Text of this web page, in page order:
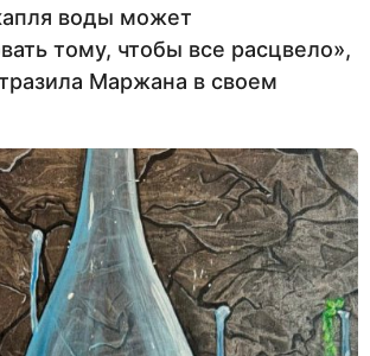
воды может
тому, чтобы все расцвело»,
Маржана в своем